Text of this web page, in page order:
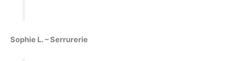
Sophie L. – Serrurerie